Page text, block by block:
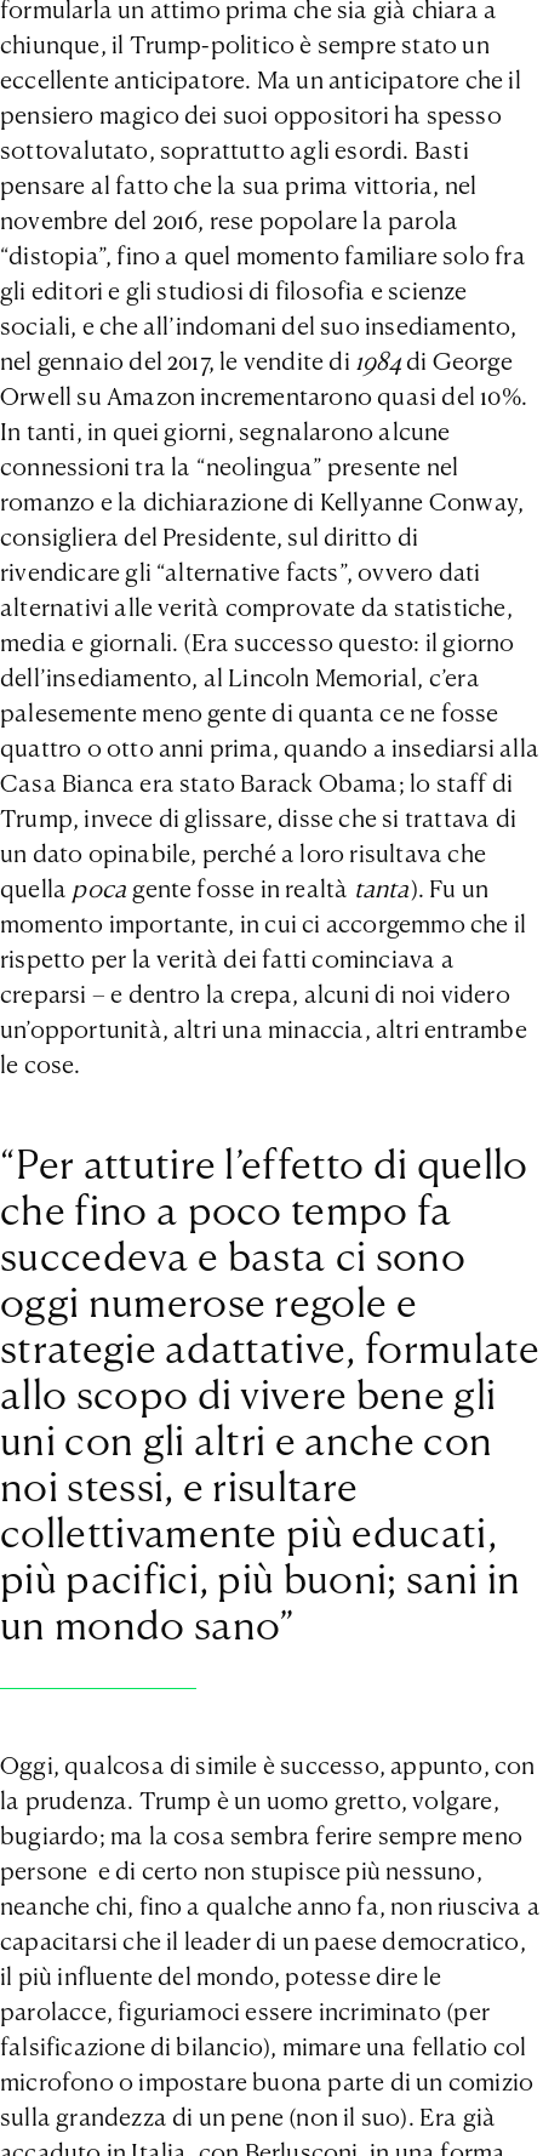
formularla un attimo prima che sia già chiara a
chiunque, il Trump-politico è sempre stato un
eccellente anticipatore. Ma un anticipatore che il
pensiero magico dei suoi oppositori ha spesso
sottovalutato, soprattutto agli esordi. Basti
pensare al fatto che la sua prima vittoria, nel
novembre del 2016, rese popolare la parola
“distopia”, fino a quel momento familiare solo fra
gli editori e gli studiosi di filosofia e scienze
sociali, e che all’indomani del suo insediamento,
nel gennaio del 2017, le vendite di 1984di George
Orwell su Amazon incrementarono quasi del 10%.
In tanti, in quei giorni, segnalarono alcune
connessioni tra la “neolingua” presente nel
romanzo e la dichiarazione di Kellyanne Conway,
consigliera del Presidente, sul diritto di
rivendicare gli “alternative facts”, ovvero dati
alternativi alle verità comprovate da statistiche,
media e giornali. (Era successo questo: il giorno
dell’insediamento, al Lincoln Memorial, c’era
palesemente meno gente di quanta ce ne fosse
quattro o otto anni prima, quando a insediarsi alla
Casa Bianca era stato Barack Obama; lo staff di
Trump, invece di glissare, disse che si trattava di
un dato opinabile, perché a loro risultava che
quella poca gente fosse in realtà tanta). Fu un
momento importante, in cui ci accorgemmo che il
rispetto per la verità dei fatti cominciava a
creparsi – e dentro la crepa, alcuni di noi videro
un’opportunità, altri una minaccia, altri entrambe
le cose.
“Per attutire l’effetto di quello
che fino a poco tempo fa
succedeva e basta ci sono
oggi numerose regole e
strategie adattative, formulate
allo scopo di vivere bene gli
uni con gli altri e anche con
noi stessi, e risultare
collettivamente più educati,
più pacifici, più buoni; sani in
un mondo sano”
Oggi, qualcosa di simile è successo, appunto, con
la prudenza. Trump è un uomo gretto, volgare,
bugiardo; ma la cosa sembra ferire sempre meno
persone e di certo non stupisce più nessuno,
neanche chi, fino a qualche anno fa, non riusciva a
capacitarsi che il leader di un paese democratico,
il più influente del mondo, potesse dire le
parolacce, figuriamoci essere incriminato (per
falsificazione di bilancio), mimare una fellatio col
microfono o impostare buona parte di un comizio
sulla grandezza di un pene (non il suo). Era già